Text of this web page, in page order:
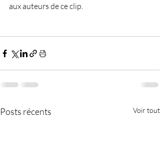
aux auteurs de ce clip.
Posts récents Voir tout